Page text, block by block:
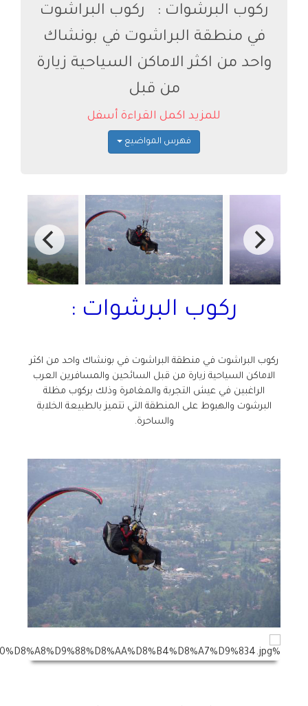
ركوب البرشوات : ركوب البراشوت
في منطقة البراشوت في بونشاك
واحد من اكثر الاماكن السياحية زيارة
من قبل
للمزيد اكمل القراءة أسفل
فهرس المواضيع
ركوب البرشوات :
ركوب البراشوت في منطقة البراشوت في بونشاك واحد من اكثر
الاماكن السياحية زيارة من قبل السائحين والمسافرين العرب
الراغبين في عيش التجربة والمغامرة وذلك بركوب مظلة
البرشوت والهبوط على المنطقة التي تتميز بالطبيعة الخلابة
والساحرة.